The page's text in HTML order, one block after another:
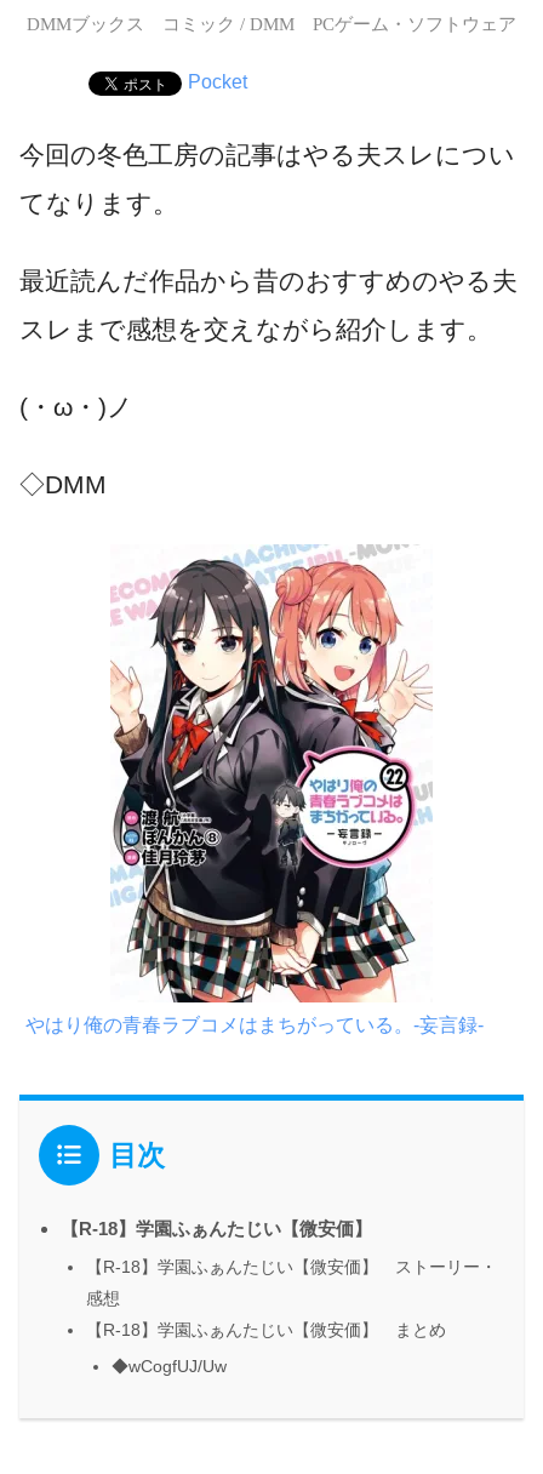
DMMブックス コミック / DMM PCゲーム・ソフトウェア
Pocket
今回の冬色工房の記事はやる夫スレについ
てなります。
最近読んだ作品から昔のおすすめのやる夫
スレまで感想を交えながら紹介します。
(・ω・)ノ
◇DMM
やはり俺の青春ラブコメはまちがっている。-妄言録-
目次
【R-18】学園ふぁんたじい【微安価】
【R-18】学園ふぁんたじい【微安価】 ストーリー・
感想
【R-18】学園ふぁんたじい【微安価】 まとめ
◆wCogfUJ/Uw